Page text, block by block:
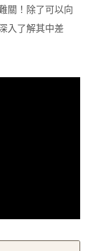
關！除了可以向
入了解其中差